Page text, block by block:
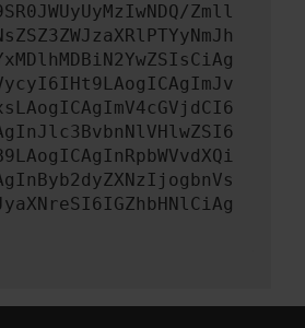
Zmll